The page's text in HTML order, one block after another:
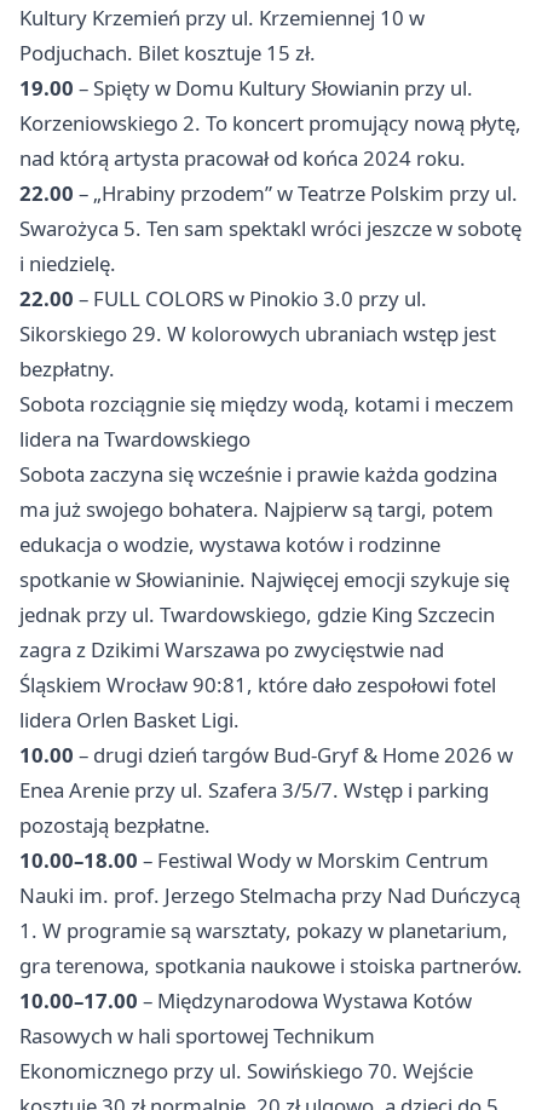
Kultury Krzemień przy ul. Krzemiennej 10 w
Podjuchach. Bilet kosztuje 15 zł.
19.00 – Spięty w Domu Kultury Słowianin przy ul.
Korzeniowskiego 2. To koncert promujący nową płytę,
nad którą artysta pracował od końca 2024 roku.
22.00 – „Hrabiny przodem” w Teatrze Polskim przy ul.
Swarożyca 5. Ten sam spektakl wróci jeszcze w sobotę
i niedzielę.
22.00 – FULL COLORS w Pinokio 3.0 przy ul.
Sikorskiego 29. W kolorowych ubraniach wstęp jest
bezpłatny.
Sobota rozciągnie się między wodą, kotami i meczem
lidera na Twardowskiego
Sobota zaczyna się wcześnie i prawie każda godzina
ma już swojego bohatera. Najpierw są targi, potem
edukacja o wodzie, wystawa kotów i rodzinne
spotkanie w Słowianinie. Najwięcej emocji szykuje się
jednak przy ul. Twardowskiego, gdzie King Szczecin
zagra z Dzikimi Warszawa po zwycięstwie nad
Śląskiem Wrocław90:81, które dało zespołowi fotel
lidera Orlen Basket Ligi.
10.00 – drugi dzień targów Bud-Gryf & Home 2026 w
Enea Arenie przy ul. Szafera 3/5/7. Wstęp i parking
pozostają bezpłatne.
10.00–18.00 – Festiwal Wody w Morskim Centrum
Nauki im. prof. Jerzego Stelmacha przy Nad Duńczycą
1. W programie są warsztaty, pokazy w planetarium,
gra terenowa, spotkania naukowe i stoiska partnerów.
10.00–17.00 – Międzynarodowa Wystawa Kotów
Rasowych w hali sportowej Technikum
Ekonomicznego przy ul. Sowińskiego 70. Wejście